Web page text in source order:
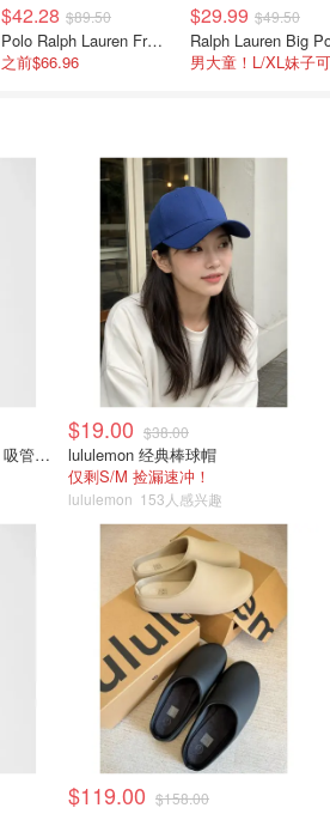
$42.28 $89.50
Polo Ralph Lauren French Terry 女童连帽卫衣 7-16码
之前$66.96
$29.99 $49.50
男大童！L/XL妹子
lululemon Back to Life 18oz 吸管透明水瓶
$19.00 $38.00
lululemon 经典棒球帽
仅剩S/M 捡漏速冲！
lululemon 153人感兴趣
$119.00 $158.00